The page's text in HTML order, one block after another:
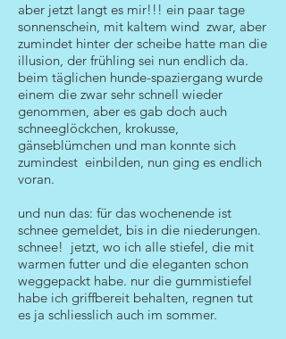
aber jetzt langt es mir!!! ein paar tage
sonnenschein, mit kaltem wind zwar, aber
zumindet hinter der scheibe hatte man die
illusion, der frühling sei nun endlich da.
beim täglichen hunde-spaziergang wurde
einem die zwar sehr schnell wieder
genommen, aber es gab doch auch
schneeglöckchen, krokusse,
gänseblümchen und man konnte sich
zumindest einbilden, nun ging es endlich
voran.
und nun das: für das wochenende ist
schnee gemeldet, bis in die niederungen.
schnee! jetzt, wo ich alle stiefel, die mit
warmen futter und die eleganten schon
weggepackt habe. nur die gummistiefel
habe ich griffbereit behalten, regnen tut
es ja schliesslich auch im sommer.